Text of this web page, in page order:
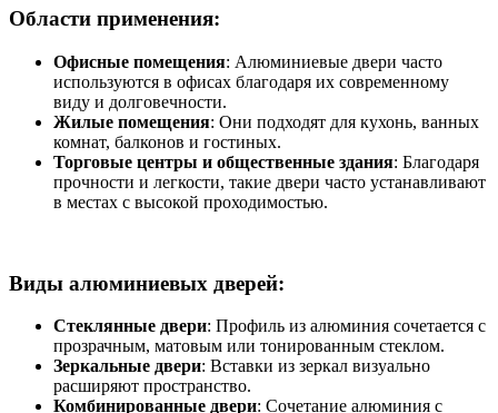
Области применения:
Офисные помещения: Алюминиевые двери часто
используются в офисах благодаря их современному
виду и долговечности.
Жилые помещения: Они подходят для кухонь, ванных
комнат, балконов и гостиных.
Торговые центры и общественные здания: Благодаря
прочности и легкости, такие двери часто устанавливают
в местах с высокой проходимостью.
Виды алюминиевых дверей:
Стеклянные двери: Профиль из алюминия сочетается с
прозрачным, матовым или тонированным стеклом.
Зеркальные двери: Вставки из зеркал визуально
расширяют пространство.
Комбинированные двери: Сочетание алюминия с